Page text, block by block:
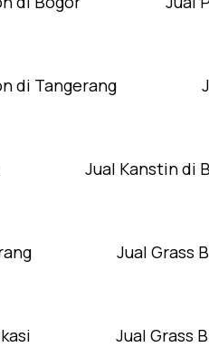
di Tangerang
Jual Kanstin di
Jual Grass
Jual Grass